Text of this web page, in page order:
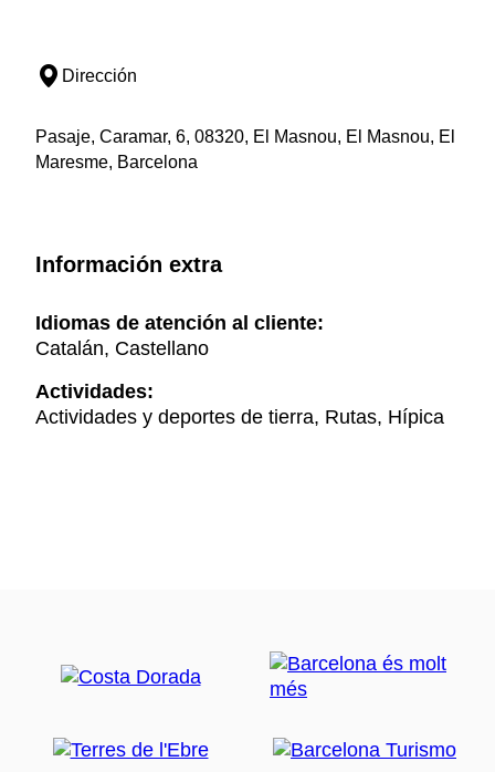
Dirección
Pasaje, Caramar, 6, 08320, El Masnou, El Masnou, El
Maresme, Barcelona
Información extra
Idiomas de atención al cliente:
Catalán, Castellano
Actividades:
Actividades y deportes de tierra, Rutas, Hípica